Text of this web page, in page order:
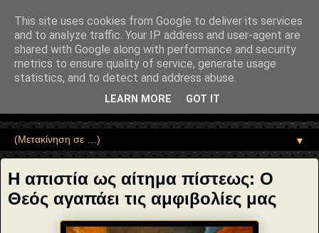
"potentialAction": { "@type": "ReadAction", "target":
"https://www.sophia-ntrekou.gr/2021/05/Thomas-Sunday.html" } }
Αέναη επΑνάσταση
• Επιστήμη • Ψυχολογία • Λογοτεχνία • Τέχνες • Θεολογία •
Φιλοσοφία • Στοχασμοί... για τη μνήμη, τον άνθρωπο και το
▼
Η απιστία ως αίτημα πίστεως: Ο
Θεός αγαπάει τις αμφιβολίες μας
This site uses cookies from Google to deliver its services
and to analyze traffic. Your IP address and user-agent are
shared with Google along with performance and security
metrics to ensure quality of service, generate usage
statistics, and to detect and address abuse.
LEARN MORE GOT IT